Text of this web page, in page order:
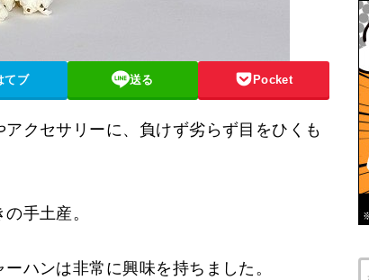
てブ 送る Pocket
クセサリーに、負けず劣らず目をひくも
手土産。
ハンは非常に興味を持ちました。